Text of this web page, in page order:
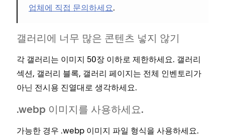
업체에 직접 문의하세요.
갤러리에 너무 많은 콘텐츠 넣지 않기
각 갤러리는 이미지 50장 이하로 제한하세요. 갤러리
섹션, 갤러리 블록, 갤러리 페이지는 전체 인벤토리가
아닌 전시용 진열대로 생각하세요.
.webp 이미지를 사용하세요.
가능한 경우 .webp 이미지 파일 형식을 사용하세요.